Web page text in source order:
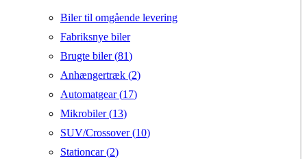
Biler til omgående levering
Fabriksnye biler
Brugte biler (81)
Anhængertræk (2)
Automatgear (17)
Mikrobiler (13)
SUV/Crossover (10)
Stationcar (2)